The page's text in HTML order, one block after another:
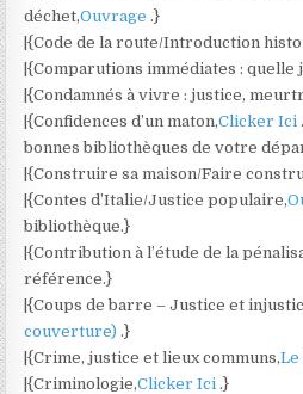
déchet,Ouvrage .}
|{Code de la route/Introduction
|{Comparutions immédiates : quelle
|{Condamnés à vivre : justice,
|{Confidences d’un maton,Clicker Ici
bonnes bibliothèques de votre
|{Construire sa maison/Faire
|{Contes d’Italie/Justice populaire,
bibliothèque.}
|{Contribution à l’étude de la
référence.}
|{Coups de barre – Justice et
couverture) .}
|{Crime, justice et lieux communs,
|{Criminologie,Clicker Ici .}